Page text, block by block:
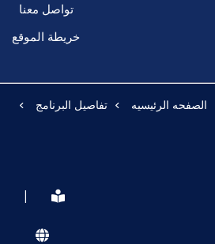
تواصل معنا
خريطة الموقع
الصفحه الرئيسيه تفاصيل البرنامج
|